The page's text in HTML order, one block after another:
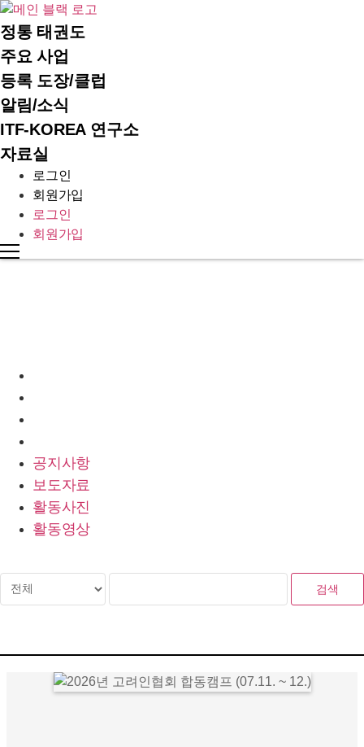
콘
텐
츠
로
건
너
뛰
기
정통 태권도
주요 사업
등록 도장/클럽
알림/소식
ITF-KOREA 연구소
자료실
로그인
회원가입
로그인
회원가입
공지사항
보도자료
활동사진
활동영상
검색